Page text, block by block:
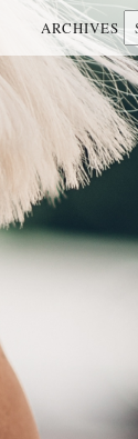
ARCHIVES